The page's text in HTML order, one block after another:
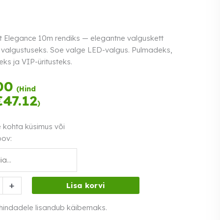
Elegance 10m rendiks — elegantne valguskett
Soe valge LED-valgus. Pulmadeks,
ja VIP-üritusteks.
(Hind
47.12)
kohta küsimus või
+ Lisa korvi
lisandub käibemaks.